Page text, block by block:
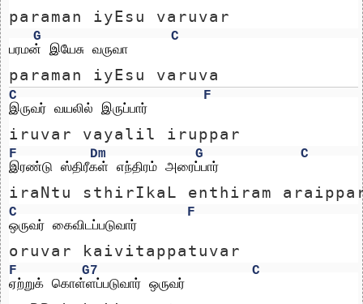
paraman iyEsu varuvar
G
C
பரமன் இயேசு வருவா
paraman iyEsu varuva
C
F
இருவர் வயலில் இருப்பார்
iruvar vayalil iruppar
F Dm G
C
இரண்டு ஸ்திரீகள் எந்திரம் அரைப்பார்
iraNtu sthirIkaL enthiram
C
F
ஒருவர் கைவிடப்படுவார்
oruvar kaivitappatuvar
F G7
C
ஏற்றுக் கொள்ளப்படுவார் ஒருவர்